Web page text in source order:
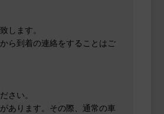
します。
ら到着の連絡をすることはご
さい。
あります。その際、通常の車